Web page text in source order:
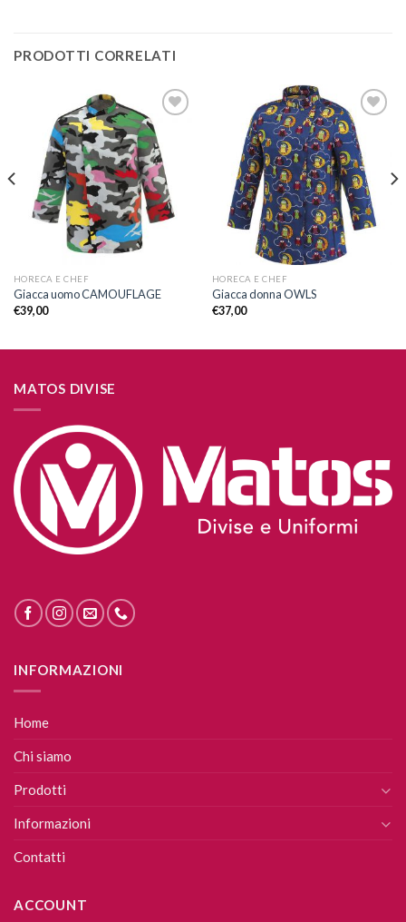
PRODOTTI CORRELATI
Aggiungi
alla lista
dei
desideri
HORECA E CHEF
Giacca uomo CAMOUFLAGE
€39,00
Aggiungi
alla lista
dei
desideri
HORECA E CHEF
Giacca donna OWLS
€37,00
MATOS DIVISE
INFORMAZIONI
Home
Chi siamo
Prodotti
Informazioni
Contatti
ACCOUNT